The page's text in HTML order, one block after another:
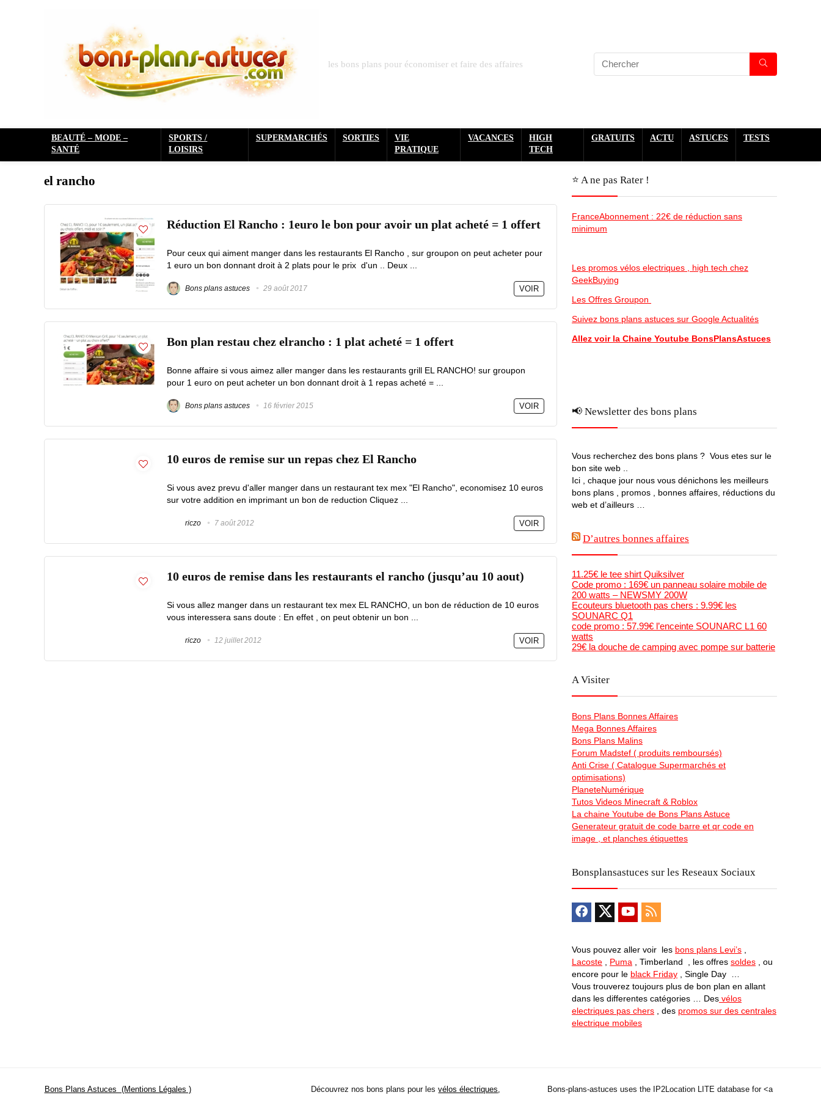
les bons plans pour économiser et faire des affaires
BEAUTÉ – MODE –
SANTÉ
SPORTS /
LOISIRS
SUPERMARCHÉS SORTIES
VIE
PRATIQUE
VACANCES
HIGH
TECH
GRATUITS ACTU ASTUCES TESTS
el rancho
Réduction El Rancho : 1euro le bon pour avoir un plat acheté = 1 offert
Pour ceux qui aiment manger dans les restaurants El Rancho , sur groupon on peut acheter pour
1 euro un bon donnant droit à 2 plats pour le prix d'un .. Deux ...
Bons plans astuces 29 août 2017 VOIR
Bon plan restau chez elrancho : 1 plat acheté = 1 offert
Bonne affaire si vous aimez aller manger dans les restaurants grill EL RANCHO! sur groupon
pour 1 euro on peut acheter un bon donnant droit à 1 repas acheté = ...
Bons plans astuces 16 février 2015 VOIR
10 euros de remise sur un repas chez El Rancho
Si vous avez prevu d'aller manger dans un restaurant tex mex "El Rancho", economisez 10 euros
sur votre addition en imprimant un bon de reduction Cliquez ...
riczo 7 août 2012 VOIR
10 euros de remise dans les restaurants el rancho (jusqu’au 10 aout)
Si vous allez manger dans un restaurant tex mex EL RANCHO, un bon de réduction de 10 euros
vous interessera sans doute : En effet , on peut obtenir un bon ...
riczo 12 juillet 2012 VOIR
⭐️ A ne pas Rater !
FranceAbonnement : 22€ de réduction sans
minimum
Les promos vélos electriques , high tech chez
GeekBuying
Les Offres Groupon
Suivez bons plans astuces sur Google Actualités
Allez voir la Chaine Youtube BonsPlansAstuces
📢 Newsletter des bons plans
Vous recherchez des bons plans ? Vous etes sur le
bon site web ..
Ici , chaque jour nous vous dénichons les meilleurs
bons plans , promos , bonnes affaires, réductions du
web et d’ailleurs …
D’autres bonnes affaires
11.25€ le tee shirt Quiksilver
Code promo : 169€ un panneau solaire mobile de
200 watts – NEWSMY 200W
Ecouteurs bluetooth pas chers : 9.99€ les
SOUNARC Q1
code promo : 57.99€ l’enceinte SOUNARC L1 60
watts
29€ la douche de camping avec pompe sur batterie
A Visiter
Bons Plans Bonnes Affaires
Mega Bonnes Affaires
Bons Plans Malins
Forum Madstef ( produits remboursés)
Anti Crise ( Catalogue Supermarchés et
optimisations)
PlaneteNumérique
Tutos Videos Minecraft & Roblox
La chaine Youtube de Bons Plans Astuce
Generateur gratuit de code barre et qr code en
image , et planches étiquettes
Bonsplansastuces sur les Reseaux Sociaux
Vous pouvez aller voir les bons plans Levi’s
Lacoste
Puma , Timberland , les offres soldes , ou
encore pour le black Friday , Single Day …
Vous trouverez toujours plus de bon plan en allant
dans les differentes catégories … Des vélos
electriques pas chers , des promos sur des centrales
electrique mobiles
Bons Plans Astuces (Mentions Légales ) Découvrez nos bons plans pour lesvélos électriques, Bons-plans-astuces uses the IP2Location LITE database for <a